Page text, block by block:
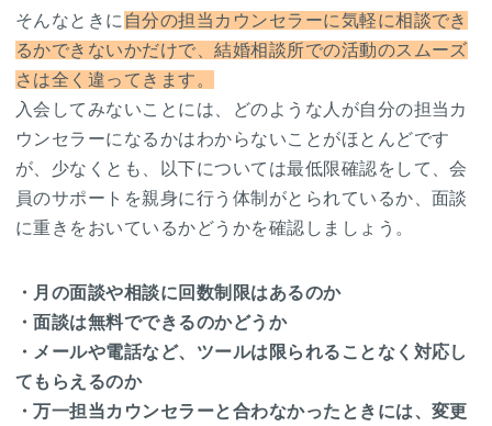
そんなときに 自分の担当カウンセラーに気軽に相談でき
るかできないかだけで、結婚相談所での活動のスムーズ
さは全く違ってきます。
入会してみないことには、どのような人が自分の担当カ
ウンセラーになるかはわからないことがほとんどです
が、少なくとも、以下については最低限確認をして、会
員のサポートを親身に行う体制がとられているか、面談
に重きをおいているかどうかを確認しましょう。
・月の面談や相談に回数制限はあるのか
・面談は無料でできるのかどうか
・メールや電話など、ツールは限られることなく対応し
てもらえるのか
・万一担当カウンセラーと合わなかったときには、変更